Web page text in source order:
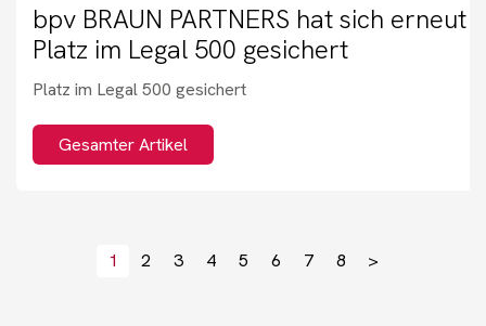
bpv BRAUN PARTNERS hat sich erneut
Platz im Legal 500 gesichert
Platz im Legal 500 gesichert
Gesamter Artikel
1 2 3 4 5 6 7 8 >